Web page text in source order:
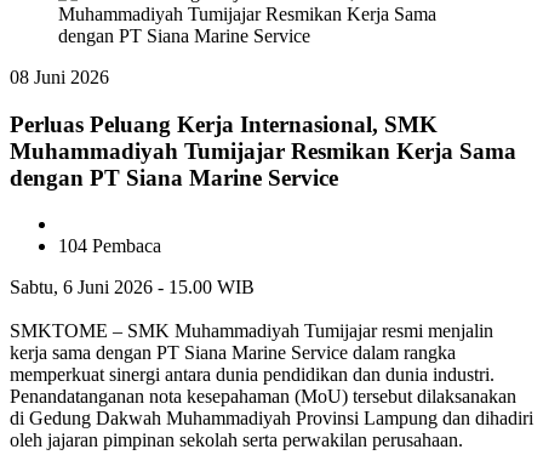
08 Juni 2026
Perluas Peluang Kerja Internasional, SMK
Muhammadiyah Tumijajar Resmikan Kerja Sama
dengan PT Siana Marine Service
104 Pembaca
Sabtu, 6 Juni 2026 - 15.00 WIB
SMKTOME – SMK Muhammadiyah Tumijajar resmi menjalin
kerja sama dengan PT Siana Marine Service dalam rangka
memperkuat sinergi antara dunia pendidikan dan dunia industri.
Penandatanganan nota kesepahaman (MoU) tersebut dilaksanakan
di Gedung Dakwah Muhammadiyah Provinsi Lampung dan dihadiri
oleh jajaran pimpinan sekolah serta perwakilan perusahaan.